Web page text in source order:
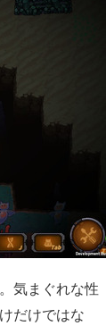
気まぐれな性
だけではな